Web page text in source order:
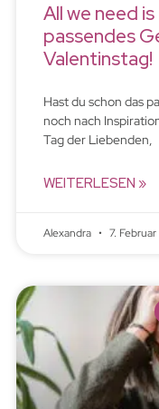
All we need
passendes
Valentinstag!
Hast du schon das
noch nach
Tag der Liebenden,
WEITERLESEN »
Alexandra 7.